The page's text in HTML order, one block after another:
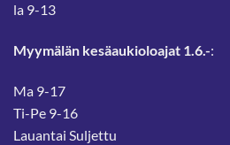
la 9-13
Myymälän kesäaukioloajat 1.6.-:
Ma 9-17
Ti-Pe 9-16
Lauantai Suljettu